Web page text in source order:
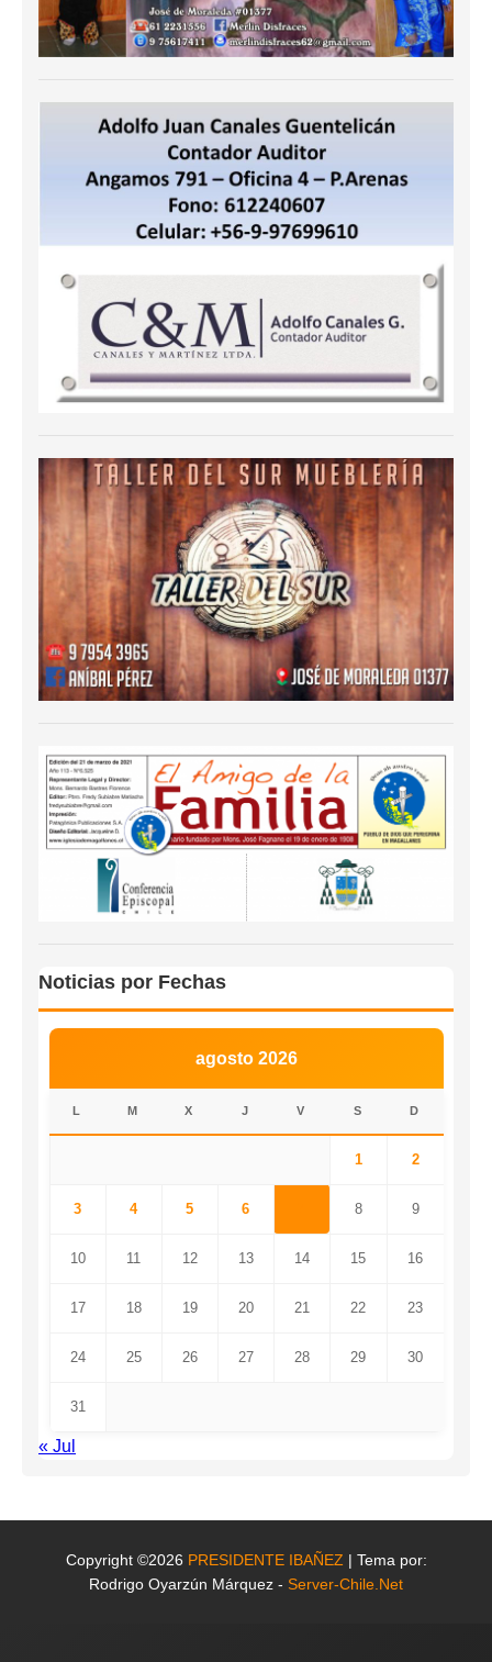
Noticias por Fechas
agosto 2026
L M X J V S D
1 2
3 4 5 6 8 9
10 11 12 13 14 15 16
17 18 19 20 21 22 23
24 25 26 27 28 29 30
31
« Jul
Copyright ©2026 PRESIDENTE IBAÑEZ | Tema por:
Rodrigo Oyarzún Márquez - Server-Chile.Net